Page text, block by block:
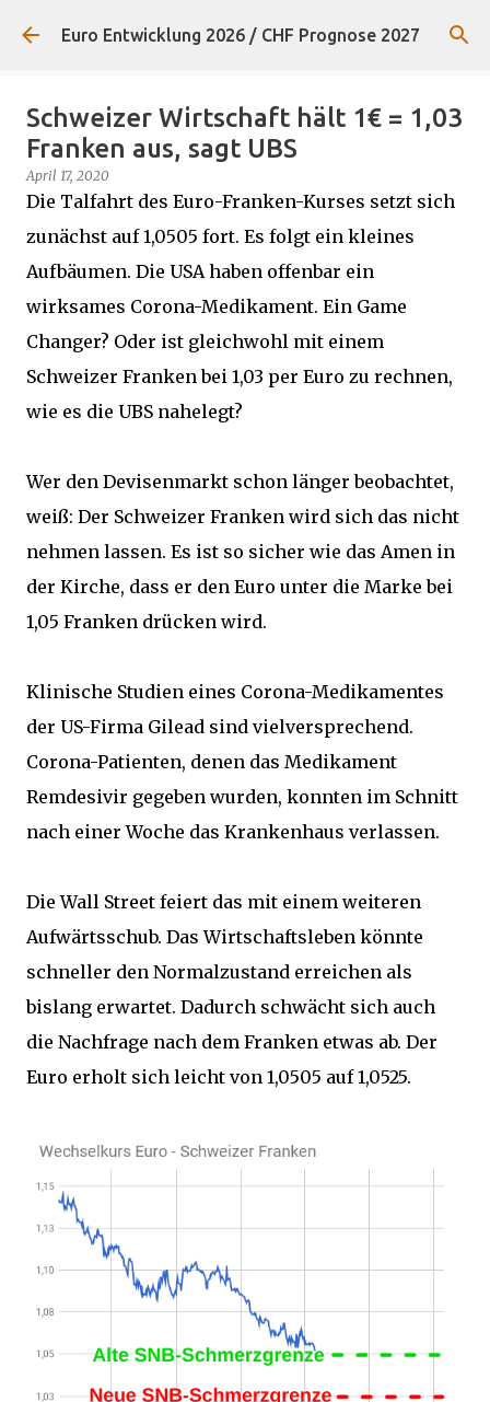
Direkt zum Hauptbereich
Euro Entwicklung 2026 / CHF Prognose 2027
Schweizer Wirtschaft hält 1€ = 1,03
Franken aus, sagt UBS
April 17, 2020
Die Talfahrt des Euro-Franken-Kurses setzt sich
zunächst auf 1,0505 fort. Es folgt ein kleines
Aufbäumen. Die USA haben offenbar ein
wirksames Corona-Medikament. Ein Game
Changer? Oder ist gleichwohl mit einem
Schweizer Franken bei 1,03 per Euro zu rechnen,
wie es die UBS nahelegt?
Wer den Devisenmarkt schon länger beobachtet,
weiß: Der Schweizer Franken wird sich das nicht
nehmen lassen. Es ist so sicher wie das Amen in
der Kirche, dass er den Euro unter die Marke bei
1,05 Franken drücken wird.
Klinische Studien eines Corona-Medikamentes
der US-Firma Gilead sind vielversprechend.
Corona-Patienten, denen das Medikament
Remdesivir gegeben wurden, konnten im Schnitt
nach einer Woche das Krankenhaus verlassen.
Die Wall Street feiert das mit einem weiteren
Aufwärtsschub. Das Wirtschaftsleben könnte
schneller den Normalzustand erreichen als
bislang erwartet. Dadurch schwächt sich auch
die Nachfrage nach dem Franken etwas ab. Der
Euro erholt sich leicht von 1,0505 auf 1,0525.